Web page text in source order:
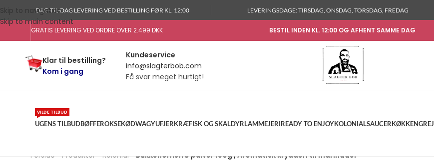
Skip to navigation
Skip to main content
DAG-TIL-DAG LEVERING VED BESTILLING FØR KL. 12:00 LEVERINGSDAGE: TIRSDAG, ONSDAG, TORSDAG, FREDAG
GRATIS LEVERING VED ORDRE OVER 2.499 DKK BESTIL INDEN KL. 12:00 OG AFHENT SAMME DAG
Klar til bestilling?
Kom i gang
Kundeservice
info@slagterbob.com
Få svar meget hurtigt!
UGENS TILBUD
VILDE TILBUD
BØFFEROKSEKØDWAGYUFJERKRÆFISK OG SKALDYRLAMMEJERIREADY TO ENJOYKOLONIALSAUCERKØKKENGREJ
Forside Produkter Kolonial Bukkehornsfrø pulver 150g | Aromatisk krydderi til marinader